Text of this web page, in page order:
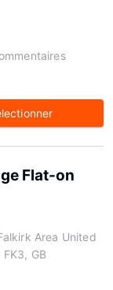
Flat-on
Area United
GB